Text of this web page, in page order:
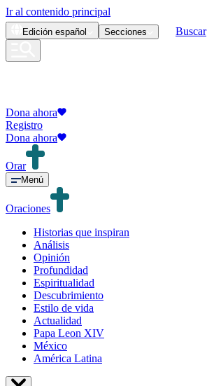
Ir al contenido principal
Edición español Secciones Buscar
Dona ahora
Registro
Dona ahora
Orar
Menú
Oraciones
Historias que inspiran
Análisis
Opinión
Profundidad
Espiritualidad
Descubrimiento
Estilo de vida
Actualidad
Papa Leon XIV
México
América Latina